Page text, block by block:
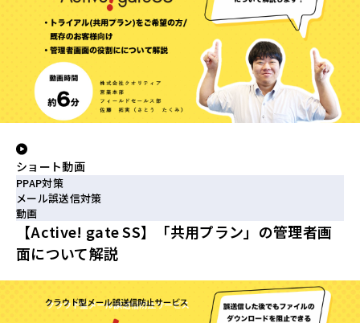
ショート動画
PPAP対策
メール誤送信対策
動画
【Active! gate SS】「共用プラン」の管理者画
面について解説